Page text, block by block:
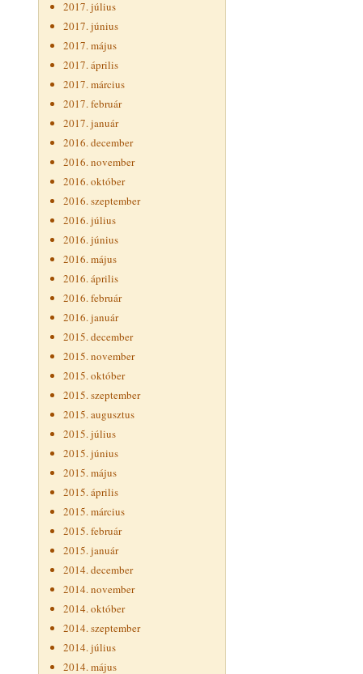
2017. július
2017. június
2017. május
2017. április
2017. március
2017. február
2017. január
2016. december
2016. november
2016. október
2016. szeptember
2016. július
2016. június
2016. május
2016. április
2016. február
2016. január
2015. december
2015. november
2015. október
2015. szeptember
2015. augusztus
2015. július
2015. június
2015. május
2015. április
2015. március
2015. február
2015. január
2014. december
2014. november
2014. október
2014. szeptember
2014. július
2014. május